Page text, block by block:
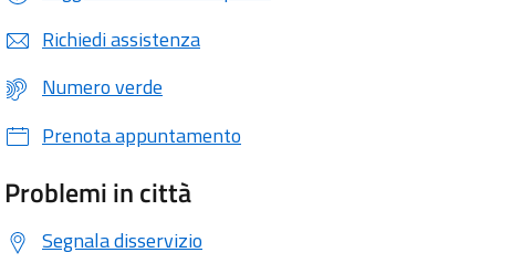
Richiedi assistenza
Numero verde
Prenota appuntamento
Problemi in città
Segnala disservizio